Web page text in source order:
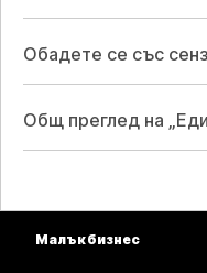
Обадете се със
Общ преглед на
Малък бизнес